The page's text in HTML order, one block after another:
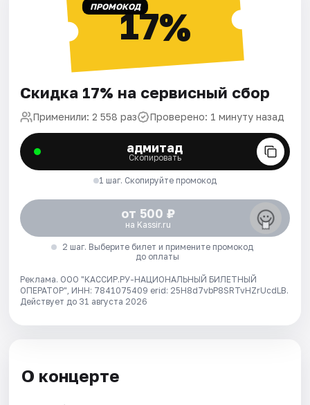
ПРОМОКОД17%
Скидка 17% на сервисный сбор
Применили: 2 558 раз Проверено: 1 минуту назад
адмитад
Скопировать
1 шаг. Скопируйте промокод
от 500 ₽
на Kassir.ru
2 шаг. Выберите билет и примените промокод
до оплаты
Реклама. ООО "КАССИР.РУ-НАЦИОНАЛЬНЫЙ БИЛЕТНЫЙ
ОПЕРАТОР", ИНН: 7841075409 erid: 25H8d7vbP8SRTvHZrUcdLB.
Действует до 31 августа 2026
О концерте